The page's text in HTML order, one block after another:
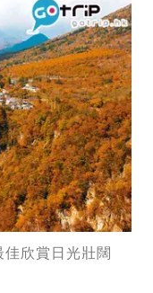
欣賞日光壯闊